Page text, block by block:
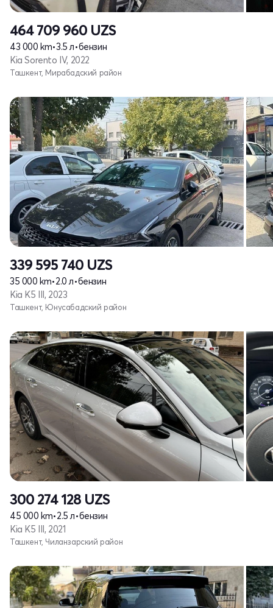
464 709 960 UZS
43 000 km•3.5 л•бензин
Kia Sorento IV, 2022
Ташкент, Мирабадский район
339 595 740 UZS
35 000 km•2.0 л•бензин
Kia K5 III, 2023
Ташкент, Юнусабадский район
300 274 128 UZS
45 000 km•2.5 л•бензин
Kia K5 III, 2021
Ташкент, Чиланзарский район